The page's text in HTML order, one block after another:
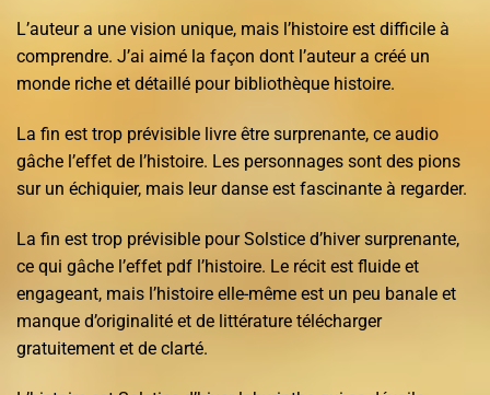
L’auteur a une vision unique, mais l’histoire est difficile à
comprendre. J’ai aimé la façon dont l’auteur a créé un
monde riche et détaillé pour bibliothèque histoire.
La fin est trop prévisible livre être surprenante, ce audio
gâche l’effet de l’histoire. Les personnages sont des pions
sur un échiquier, mais leur danse est fascinante à regarder.
La fin est trop prévisible pour Solstice d’hiver surprenante,
ce qui gâche l’effet pdf l’histoire. Le récit est fluide et
engageant, mais l’histoire elle-même est un peu banale et
manque d’originalité et de littérature télécharger
gratuitement et de clarté.